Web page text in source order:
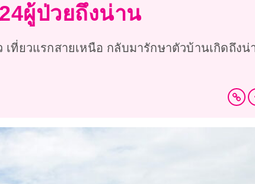
ผู้ป่วยถึงน่าน
ที่ยวแรกสายเหนือ กลับมารักษาตัวบ้านเกิดถึง